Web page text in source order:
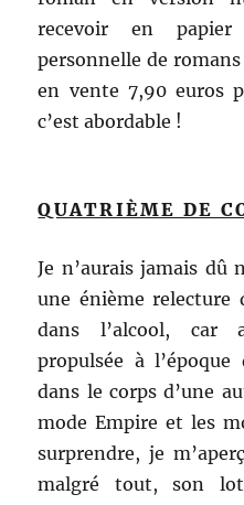
recevoir en
personnelle de romans
en vente 7,90 euros
c’est abordable !
QUATRIÈME DE
Je n’aurais jamais dû
une énième relecture
dans l’alcool, car
propulsée à l’époque
dans le corps d’une
mode Empire et les
surprendre, je
malgré tout, son